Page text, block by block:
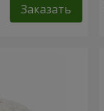
Заказать